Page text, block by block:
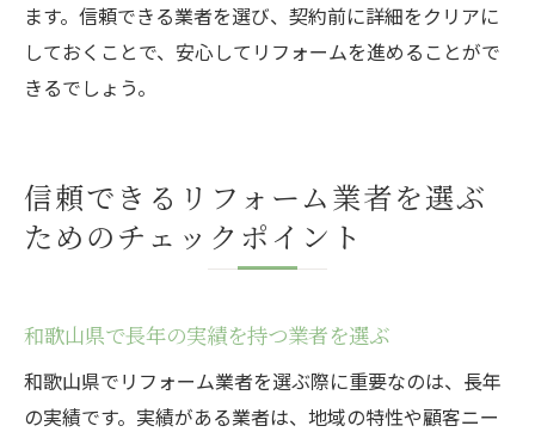
ます。信頼できる業者を選び、契約前に詳細をクリアに
しておくことで、安心してリフォームを進めることがで
きるでしょう。
信頼できるリフォーム業者を選ぶ
ためのチェックポイント
和歌山県で長年の実績を持つ業者を選ぶ
和歌山県でリフォーム業者を選ぶ際に重要なのは、長年
の実績です。実績がある業者は、地域の特性や顧客ニー